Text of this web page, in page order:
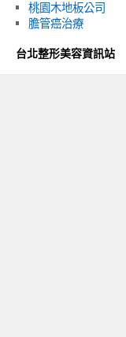
桃園木地板公司
膽管癌治療
台北整形美容資訊站